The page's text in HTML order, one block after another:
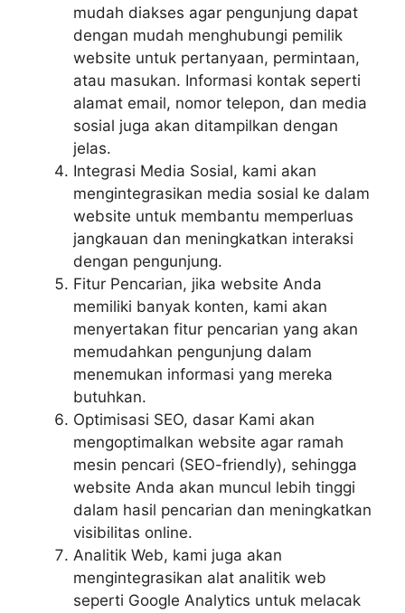
mudah diakses agar pengunjung dapat
dengan mudah menghubungi pemilik
website untuk pertanyaan, permintaan,
atau masukan. Informasi kontak seperti
alamat email, nomor telepon, dan media
sosial juga akan ditampilkan dengan
jelas.
Integrasi Media Sosial, kami akan
mengintegrasikan media sosial ke dalam
website untuk membantu memperluas
jangkauan dan meningkatkan interaksi
dengan pengunjung.
Fitur Pencarian, jika website Anda
memiliki banyak konten, kami akan
menyertakan fitur pencarian yang akan
memudahkan pengunjung dalam
menemukan informasi yang mereka
butuhkan.
Optimisasi SEO, dasar Kami akan
mengoptimalkan website agar ramah
mesin pencari (SEO-friendly), sehingga
website Anda akan muncul lebih tinggi
dalam hasil pencarian dan meningkatkan
visibilitas online.
Analitik Web, kami juga akan
mengintegrasikan alat analitik web
seperti Google Analytics untuk melacak